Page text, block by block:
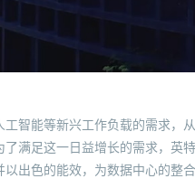
智能等新兴工作负载的需求，
满足这一日益增长的需求，英
出色的能效，为数据中心的整合